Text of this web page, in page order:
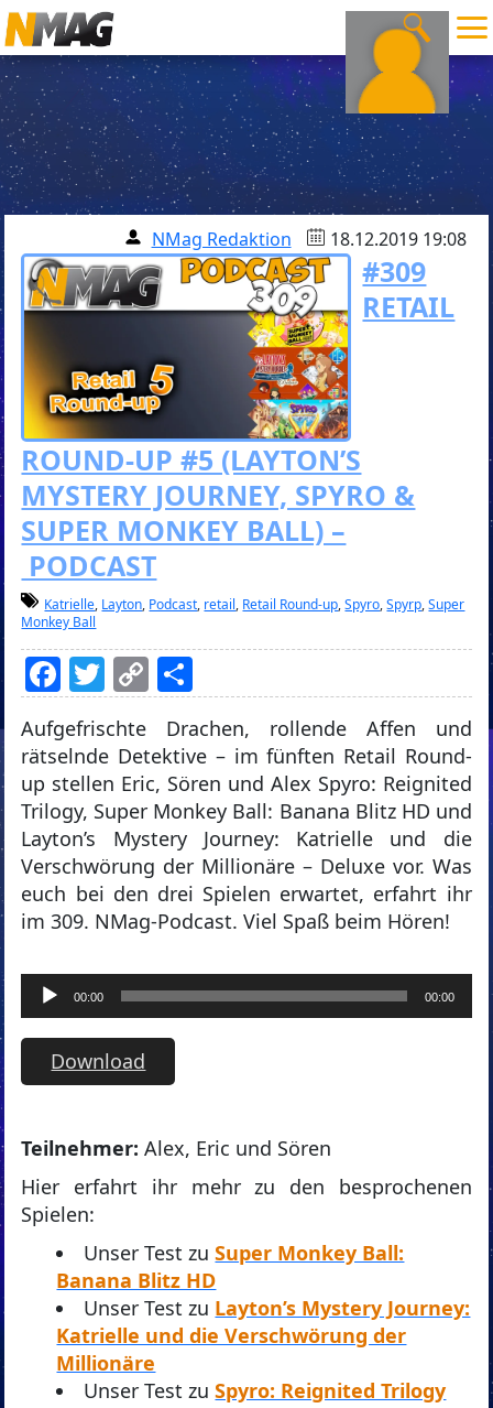
NMag Redaktion 18.12.2019 19:08
#309
RETAIL
ROUND-UP #5 (LAYTON’S
MYSTERY JOURNEY, SPYRO &
SUPER MONKEY BALL) –
PODCAST
Katrielle, Layton, Podcast, retail, Retail Round-up,Spyro,Spyrp,Super
Monkey Ball
Facebook
Twitter
Copy
Link
Aufgefrischte Drachen, rollende Affen und
rätselnde Detektive – im fünften Retail Round-
up stellen Eric, Sören und Alex Spyro: Reignited
Trilogy, Super Monkey Ball: Banana Blitz HD und
Layton’s Mystery Journey: Katrielle und die
Verschwörung der Millionäre – Deluxe vor. Was
euch bei den drei Spielen erwartet, erfahrt ihr
im 309. NMag-Podcast. Viel Spaß beim Hören!
Audio-
Player
00:00 00:00
Download
Teilnehmer: Alex, Eric und Sören
Hier erfahrt ihr mehr zu den besprochenen
Spielen:
Unser Test zuSuper Monkey Ball:
Banana Blitz HD
Unser Test zu Layton’s Mystery Journey:
Katrielle und die Verschwörung der
Millionäre
Unser Test zuSpyro: Reignited Trilogy